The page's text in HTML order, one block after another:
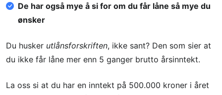
De har også mye å si for om du får låne så mye du
ønsker
Du husker utlånsforskriften, ikke sant? Den som sier at
du ikke får låne mer enn 5 ganger brutto årsinntekt.
La oss si at du har en inntekt på 500.000 kroner i året